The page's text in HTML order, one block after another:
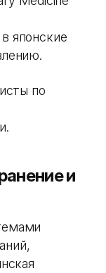
японские
по
и